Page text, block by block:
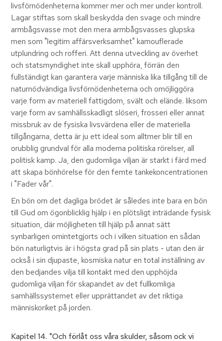
livsförnödenheterna kommer mer och mer under kontroll.
Lagar stiftas som skall beskydda den svage och mindre
armbågsvasse mot den mera armbågsvasses glupska
men som "legitim affärsverksamhet" kamouflerade
utplundring och rofferi. Att denna utveckling av överhet
och statsmyndighet inte skall upphöra, förrän den
fullständigt kan garantera varje människa lika tillgång till de
naturnödvändiga livsförnödenheterna och omöjliggöra
varje form av materiell fattigdom, svält och elände. liksom
varje form av samhällsskadligt slöseri, frosseri eller annat
missbruk av de fysiska livsvärdena eller de materiella
tillgångarna, detta är ju ett ideal som alltmer blir till en
orubblig grundval för alla moderna politiska rörelser, all
politisk kamp. Ja, den gudomliga viljan är starkt i färd med
att skapa bönhörelse för den femte tankekoncentrationen
i "Fader vår".
En bön om det dagliga brödet är således inte bara en bön
till Gud om ögonblicklig hjälp i en plötsligt inträdande fysisk
situation, där möjligheten till hjälp på annat sätt
synbarligen omintetgjorts och i vilken situation en sådan
bön naturligtvis är i högsta grad på sin plats - utan den är
också i sin djupaste, kosmiska natur en total inställning av
den bedjandes vilja till kontakt med den upphöjda
gudomliga viljan för skapandet av det fullkomliga
samhällssystemet eller upprättandet av det riktiga
människoriket på jorden.
Kapitel 14. "Och förlåt oss våra skulder, såsom ock vi